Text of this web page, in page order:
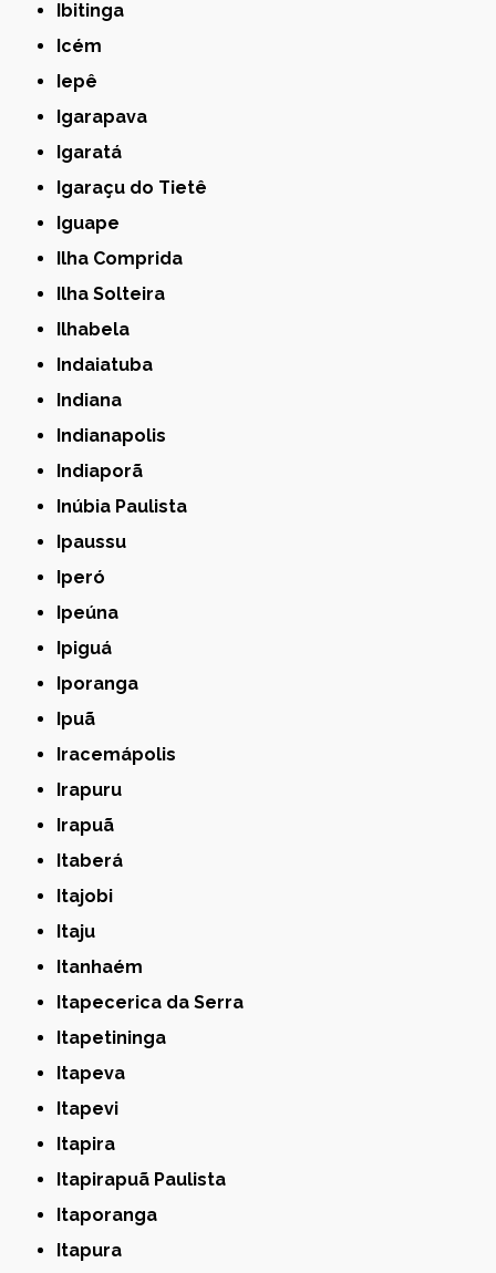
Ibitinga
Icém
Iepê
Igarapava
Igaratá
Igaraçu do Tietê
Iguape
Ilha Comprida
Ilha Solteira
Ilhabela
Indaiatuba
Indiana
Indianapolis
Indiaporã
Inúbia Paulista
Ipaussu
Iperó
Ipeúna
Ipiguá
Iporanga
Ipuã
Iracemápolis
Irapuru
Irapuã
Itaberá
Itajobi
Itaju
Itanhaém
Itapecerica da Serra
Itapetininga
Itapeva
Itapevi
Itapira
Itapirapuã Paulista
Itaporanga
Itapura